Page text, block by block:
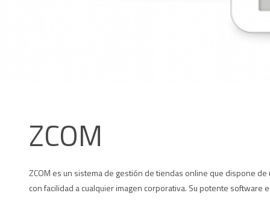
ZCOM
ZCOM es un sistema de gestión de tiendas online que dispone
con facilidad a cualquier imagen corporativa. Su potente